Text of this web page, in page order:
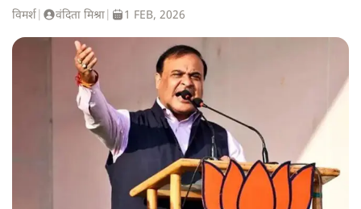
विमर्श वंदिता मिश्रा 1 FEB, 2026